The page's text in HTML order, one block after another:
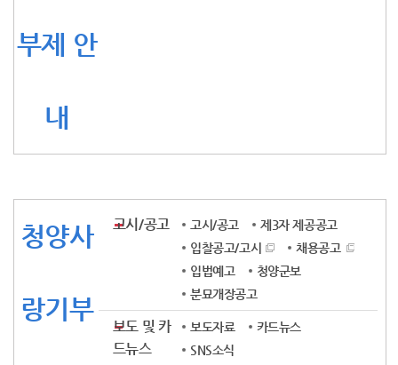
부제 안
내
청양사
랑기부
고시/공고 고시/공고
제3자 제공공고
입찰공고/고시
채용공고
입법예고
청양군보
분묘개장공고
보도 및 카
드뉴스
보도자료
카드뉴스
SNS소식